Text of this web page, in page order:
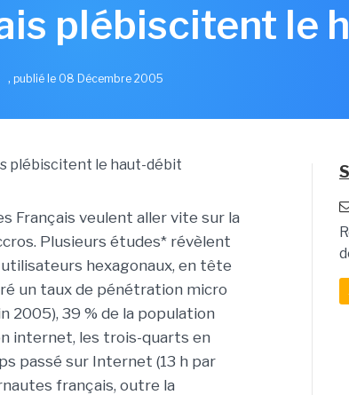
plébiscitent le
, publié le 08 Décembre 2005
Français veulent aller vite sur la
Plusieurs études* révèlent
hexagonaux, en tête
un taux de pénétration micro
2005), 39 % de la population
internet, les trois-quarts en
passé sur Internet (13 h par
français, outre la